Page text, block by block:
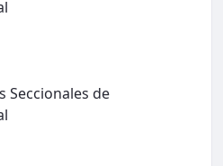
Seccionales de